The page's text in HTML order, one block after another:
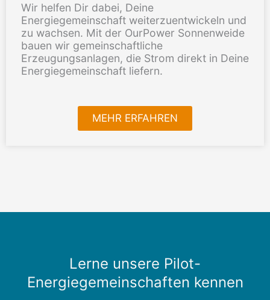
Wir helfen Dir dabei, Deine
Energiegemeinschaft weiterzuentwickeln und
zu wachsen. Mit der OurPower Sonnenweide
bauen wir gemeinschaftliche
Erzeugungsanlagen, die Strom direkt in Deine
Energiegemeinschaft liefern.
MEHR ERFAHREN
Lerne unsere Pilot-
Energiegemeinschaften kennen